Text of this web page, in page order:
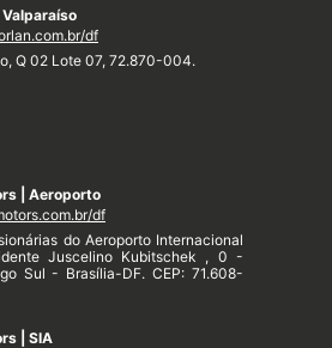
df
Q 02 Lote 07, 72.870-004.
| Aeroporto
df
do Aeroporto Internacional
Juscelino Kubitschek , 0 -
Sul - Brasília-DF. CEP: 71.608-
| SIA